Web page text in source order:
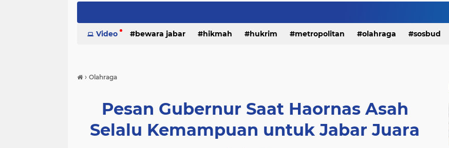
Video bewara jabar hikmah hukrim metropolitan olahraga sosbud
› Olahraga
Pesan Gubernur Saat Haornas Asah
Selalu Kemampuan untuk Jabar Juara